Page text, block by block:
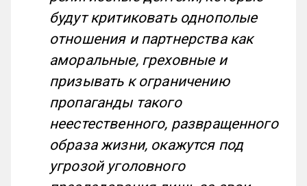
будут критиковать однополые
отношения и партнерства как
аморальные, греховные и
призывать к ограничению
пропаганды такого
неестественного, развращенного
образа жизни, окажутся под
угрозой уголовного